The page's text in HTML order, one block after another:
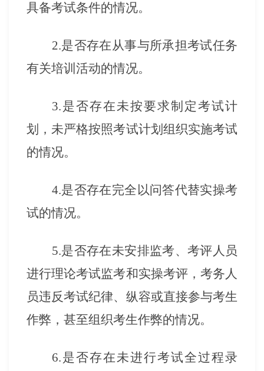
具备考试条件的情况。
2.是否存在从事与所承担考试任务
有关培训活动的情况。
3.是否存在未按要求制定考试计
划，未严格按照考试计划组织实施考试
的情况。
4.是否存在完全以问答代替实操考
试的情况。
5.是否存在未安排监考、考评人员
进行理论考试监考和实操考评，考务人
员违反考试纪律、纵容或直接参与考生
作弊，甚至组织考生作弊的情况。
6.是否存在未进行考试全过程录